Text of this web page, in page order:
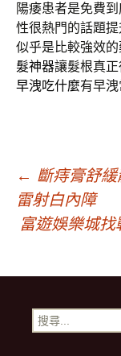
陽痿患者是免費
性很熱門的話題
似乎是比較強效
髮神器讓髮根真
早洩吃什麼有早洩
文
章
導
覽
← 斷痔膏舒
雷射白內障
富遊娛樂城
搜
尋